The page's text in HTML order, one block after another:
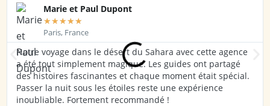
Marie et Paul Dupont
★★★★★
Paris, France
Notre voyage dans le désert du Sahara avec cette agence
a été tout simplement magique. Les guides ont partagé
des histoires fascinantes et chaque moment était spécial.
Passer la nuit sous les étoiles reste une expérience
inoubliable. Fortement recommandé !